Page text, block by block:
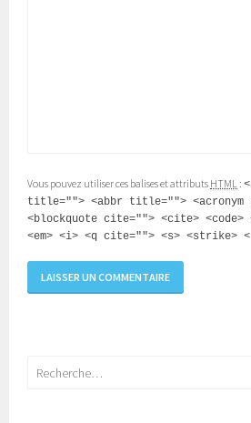
Vous pouvez utiliser ces balises et attributs HTML :
title=""> <abbr title="">
<blockquote cite=""> <cite> <code>
<em> <i> <q cite=""> <s> <strike>
Rechercher :